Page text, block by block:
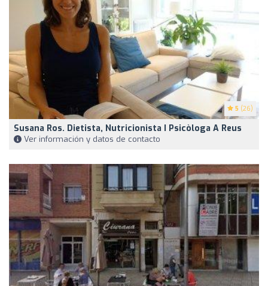
5 (26)
Susana Ros. Dietista, Nutricionista I Psicòloga A Reus
Ver información y datos de contacto